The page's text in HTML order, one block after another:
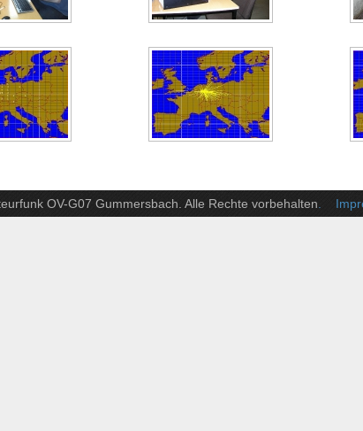
OV-G07 Gummersbach. Alle Rechte vorbehalten .